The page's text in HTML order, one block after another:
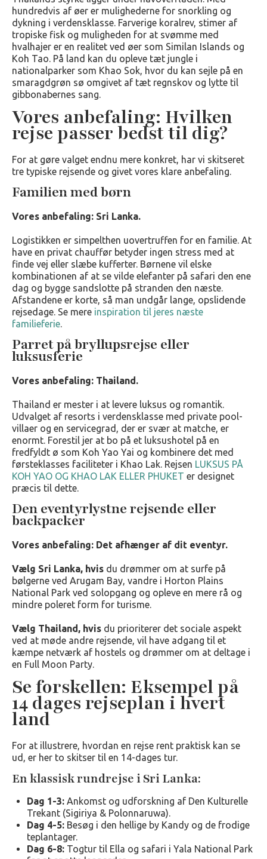
hundredvis af øer er mulighederne for snorkling og
dykning i verdensklasse. Farverige koralrev, stimer af
tropiske fisk og muligheden for at svømme med
hvalhajer er en realitet ved øer som Similan Islands og
Koh Tao. På land kan du opleve tæt jungle i
nationalparker som Khao Sok, hvor du kan sejle på en
smaragdgrøn sø omgivet af tæt regnskov og lytte til
gibbonabernes sang.
Vores anbefaling: Hvilken
rejse passer bedst til dig?
For at gøre valget endnu mere konkret, har vi skitseret
tre typiske rejsende og givet vores klare anbefaling.
Familien med børn
Vores anbefaling: Sri Lanka.
Logistikken er simpelthen uovertruffen for en familie. At
have en privat chauffør betyder ingen stress med at
finde vej eller slæbe kufferter. Børnene vil elske
kombinationen af at se vilde elefanter på safari den ene
dag og bygge sandslotte på stranden den næste.
Afstandene er korte, så man undgår lange, opslidende
rejsedage. Se mere inspiration til jeres næste
familieferie.
Parret på bryllupsrejse eller
luksusferie
Vores anbefaling: Thailand.
Thailand er mester i at levere luksus og romantik.
Udvalget af resorts i verdensklasse med private pool-
villaer og en servicegrad, der er svær at matche, er
enormt. Forestil jer at bo på et luksushotel på en
fredfyldt ø som Koh Yao Yai og kombinere det med
førsteklasses faciliteter i Khao Lak. Rejsen LUKSUS PÅ
KOH YAO OG KHAO LAK ELLER PHUKET er designet
præcis til dette.
Den eventyrlystne rejsende eller
backpacker
Vores anbefaling: Det afhænger af dit eventyr.
Vælg Sri Lanka, hvis du drømmer om at surfe på
bølgerne ved Arugam Bay, vandre i Horton Plains
National Park ved solopgang og opleve en mere rå og
mindre poleret form for turisme.
Vælg Thailand, hvis du prioriterer det sociale aspekt
ved at møde andre rejsende, vil have adgang til et
kæmpe netværk af hostels og drømmer om at deltage i
en Full Moon Party.
Se forskellen: Eksempel på
14 dages rejseplan i hvert
land
For at illustrere, hvordan en rejse rent praktisk kan se
ud, er her to skitser til en 14-dages tur.
En klassisk rundrejse i Sri Lanka:
Dag 1-3: Ankomst og udforskning af Den Kulturelle
Trekant (Sigiriya & Polonnaruwa).
Dag 4-5: Besøg i den hellige by Kandy og de frodige
teplantager.
Dag 6-8: Togtur til Ella og safari i Yala National Park